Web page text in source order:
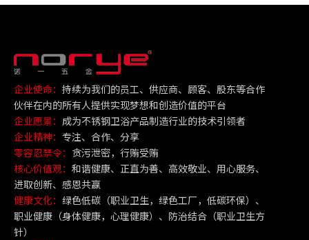
企业使命： 持续为我们的员工、供应商、顾客、股东等合作
伙伴在内的所有人提供实现梦想和创造价值的平台
企业愿景： 成为不锈钢卫浴产品制造行业的技术引领者
企业精神： 专注、合作、分享
零容忍禁令： 贪污泄密，行贿受贿
核心价值观： 和谐健康、正直为善、高效敬业、用心服务、
进取创新、感恩共赢
健康文化： 绿色低碳（职业卫生，绿色工厂，低碳环保）、
职业健康（身体健康，心理健康）、防治结合（职业卫生方
针）